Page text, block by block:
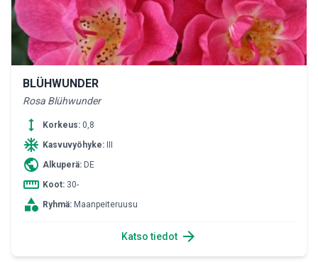
BLÜHWUNDER
Rosa Blühwunder
height Korkeus: 0,8
ac_unit Kasvuvyöhyke:
public Alkuperä: DE
straighten Koot: 30-
category Ryhmä: Maanpeiteruusu
Katso tiedot arrow_forward